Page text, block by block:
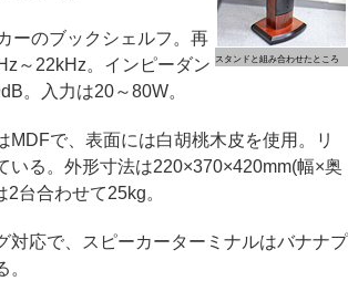
スタンドと組み合わせたところ
ーのブックシェルフ。再
～22kHz。インピーダン
。入力は20～80W。
で、表面には白胡桃木皮を使用。リ
いる。外形寸法は220×370×420mm(幅×奥
台合わせて25kg。
応で、スピーカーターミナルはバナナプ